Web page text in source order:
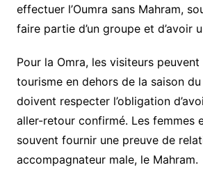
effectuer l’Oumra sans Mahram,
faire partie d’un groupe et d’avoir
Pour la Omra, les visiteurs peuvent
tourisme en dehors de la saison
doivent respecter l’obligation
aller-retour confirmé. Les femmes
souvent fournir une preuve de
accompagnateur male, le Mahram.